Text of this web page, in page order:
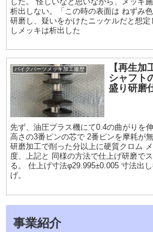
析出しない。「この時の表面は ねずみ
研磨し、疑いをかけたニッケルだと想
しメッキは析出した
バイクパーツメッキ加工履歴
【再生
シャフト
盛り研磨
先ず、油圧プラス機にて0.4の曲がりを
高さの3番ピンの芯で 2番ピンを摩耗が
研磨加工で削った分以上に硬質クロム
度、上記と 同様の方法で仕上げ研磨で
る。 仕上げ寸法φ29.995±0.005 寸法出
げ。
事業紹介